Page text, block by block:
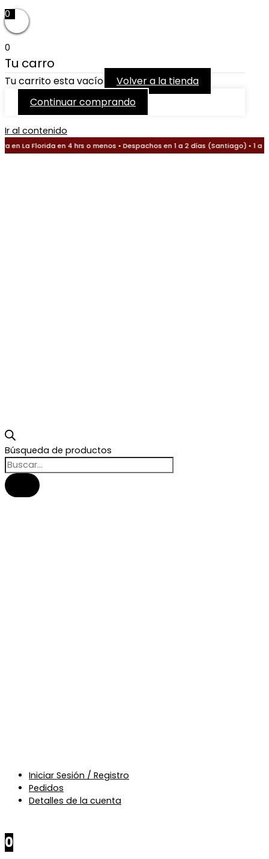
0
0
Tu carro
Tu carrito esta vacío
Volver a la tienda
Continuar comprando
Ir al contenido
La Florida en 4 hrs o menos • Despachos en 1 a 2 días (Santiago) • 1 a
Búsqueda de productos
Iniciar Sesión / Registro
Pedidos
Detalles de la cuenta
0